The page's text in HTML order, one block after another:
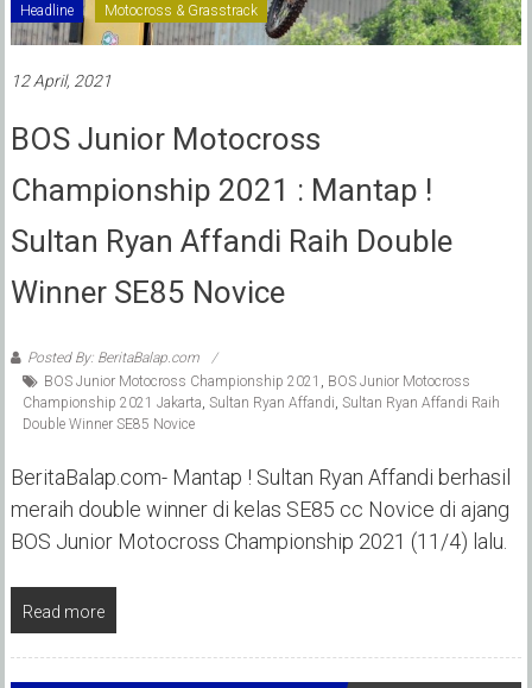
Headline Motocross & Grasstrack
12 April, 2021
BOS Junior Motocross
Championship 2021 : Mantap !
Sultan Ryan Affandi Raih Double
Winner SE85 Novice
Posted By: BeritaBalap.com
BOS Junior Motocross Championship 2021 , BOS Junior Motocross
Championship 2021 Jakarta, Sultan Ryan Affandi, Sultan Ryan Affandi Raih
Double Winner SE85 Novice
BeritaBalap.com- Mantap ! Sultan Ryan Affandi berhasil
meraih double winner di kelas SE85 cc Novice di ajang
BOS Junior Motocross Championship 2021 (11/4) lalu.
Read more